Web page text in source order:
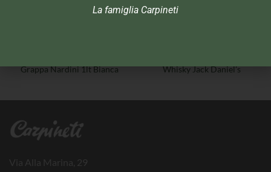
Grappa Nardini 1lt Bianca Whisky Jack Daniel’s
Via Alla Marina, 29
La famiglia Carpineti